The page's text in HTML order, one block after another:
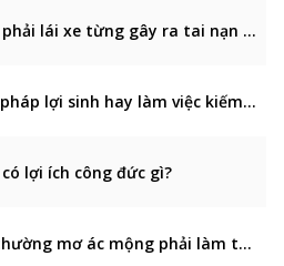
Làm thế nào khi phải lái xe từng gây ra tai nạn giao thông?
Lựa chọn hoằng pháp lợi sinh hay làm việc kiếm tiền cúng dường cha mẹ?
lợi ích công đức gì?
Ngủ không yên thường mơ ác mộng phải làm thế nào?